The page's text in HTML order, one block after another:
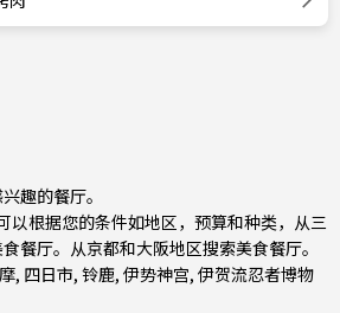
趣的餐厅。
以根据您的条件如地区，预算和种类，从三
餐厅。从京都和大阪地区搜索美食餐厅。
, 四日市, 铃鹿, 伊势神宫, 伊贺流忍者博物